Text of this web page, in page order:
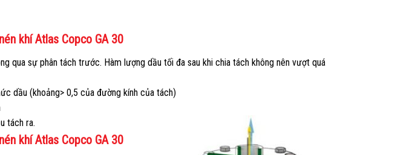
khí Atlas Copco GA 30
qua sự phân tách trước. Hàm lượng dầu tối đa sau khi chia tách không nên vượt quá
dầu (khoảng> 0,5 của đường kính của tách)
tách ra.
khí Atlas Copco GA 30